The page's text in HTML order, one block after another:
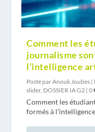
Comment les
journalisme
l’intelligence
Posté parAnouk Joubes |
slider, DOSSIER IA G2 |0
Comment les
formés à